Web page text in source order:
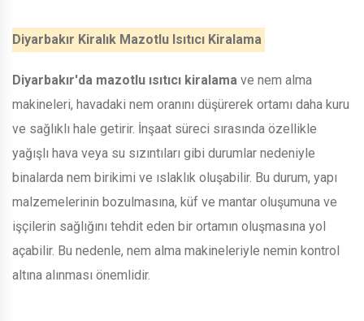
Diyarbakır Kiralık Mazotlu Isıtıcı Kiralama
Diyarbakır'da mazotlu ısıtıcı kiralama ve nem alma
makineleri, havadaki nem oranını düşürerek ortamı daha kuru
ve sağlıklı hale getirir. İnşaat süreci sırasında özellikle
yağışlı hava veya su sızıntıları gibi durumlar nedeniyle
binalarda nem birikimi ve ıslaklık oluşabilir. Bu durum, yapı
malzemelerinin bozulmasına, küf ve mantar oluşumuna ve
işçilerin sağlığını tehdit eden bir ortamın oluşmasına yol
açabilir. Bu nedenle, nem alma makineleriyle nemin kontrol
altına alınması önemlidir.